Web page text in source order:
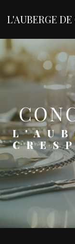
L'AUBERGE DE
L'AUBERGE DE